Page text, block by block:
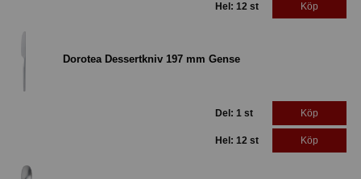
Hel: 12 st Köp
Dorotea Dessertkniv 197 mm Gense
Del: 1 st Köp
Hel: 12 st Köp